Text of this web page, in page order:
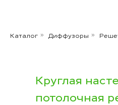
Каталог » Диффузоры »
Круглая
потолочная